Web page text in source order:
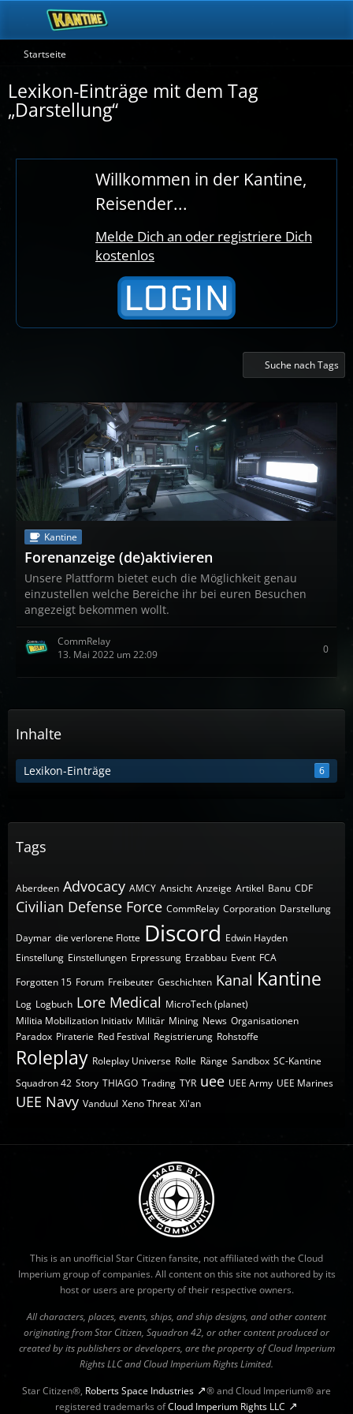
Startseite
Lexikon-Einträge mit dem Tag
„Darstellung“
Willkommen in der Kantine,
Reisender...
Melde Dich an oder registriere Dich
kostenlos
Suche nach Tags
Kantine
Forenanzeige (de)aktivieren
Unsere Plattform bietet euch die Möglichkeit genau
einzustellen welche Bereiche ihr bei euren Besuchen
angezeigt bekommen wollt.
CommRelay
13. Mai 2022 um 22:09
0
Inhalte
Lexikon-Einträge 6
Tags
Aberdeen Advocacy AMCY Ansicht Anzeige Artikel Banu CDF
Civilian Defense Force CommRelay Corporation Darstellung
Daymar die verlorene Flotte Discord Edwin Hayden
Einstellung Einstellungen Erpressung Erzabbau Event FCA
Forgotten 15 Forum Freibeuter Geschichten Kanal Kantine
Log Logbuch Lore Medical MicroTech (planet)
Militia Mobilization Initiativ Militär Mining News Organisationen
Paradox Piraterie Red Festival Registrierung Rohstoffe
Roleplay Roleplay Universe Rolle Ränge Sandbox SC-Kantine
Squadron 42 Story THIAGO Trading TYR uee UEE Army UEE Marines
UEE Navy Vanduul Xeno Threat Xi'an
This is an unofficial Star Citizen fansite, not affiliated with the Cloud
Imperium group of companies. All content on this site not authored by its
host or users are property of their respective owners.
All characters, places, events, ships, and ship designs, and other content
originating from Star Citizen, Squadron 42, or other content produced or
created by its publishers or developers, are the property of Cloud Imperium
Rights LLC and Cloud Imperium Rights Limited.
Star Citizen®, Roberts Space Industries
® and Cloud Imperium® are
registered trademarks ofCloud Imperium Rights LLC